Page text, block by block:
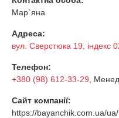
Мар`яна
Адреса:
вул. Сверстюка 19, індекс
Телефон:
+380 (98) 612-33-29 ,
Сайт компанії:
https://bayanchik.com.ua/ua/